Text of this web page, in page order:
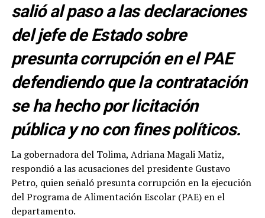
salió al paso a las declaraciones
del jefe de Estado sobre
presunta corrupción en el PAE
defendiendo que la contratación
se ha hecho por licitación
pública y no con fines políticos.
La gobernadora del Tolima, Adriana Magali Matiz,
respondió a las acusaciones del presidente Gustavo
Petro, quien señaló presunta corrupción en la ejecución
del Programa de Alimentación Escolar (PAE) en el
departamento.